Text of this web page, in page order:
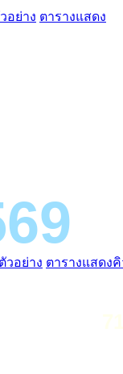
อย่าง ตารางแสดง